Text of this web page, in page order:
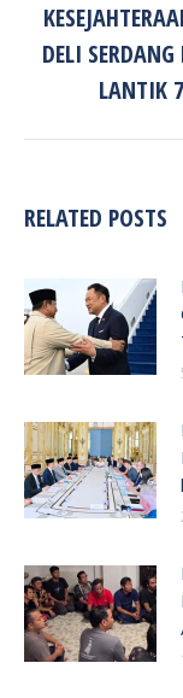
DELI
LANTIK
RELATED POSTS